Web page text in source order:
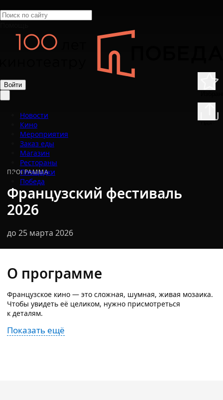
Войти
Новости
Кино
Мероприятия
Заказ еды
Магазин
Рестораны
Площадки
Победа
ПРОГРАММА
Французский фестиваль
2026
до 25 марта 2026
О программе
Французское кино — это сложная, шумная, живая мозаика.
Чтобы увидеть её целиком, нужно присмотреться
к деталям.
Показать ещё